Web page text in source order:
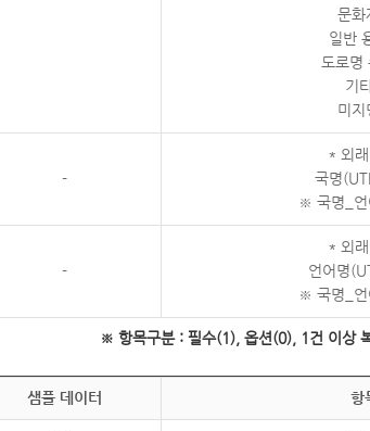
문
일반
도로명
기
미
-
* 외
국명
※ 국명_언
-
* 외
언어명
※ 국명_언
※ 항목구분 : 필수(1), 옵션(0), 1건 이상
샘플 데이터 항